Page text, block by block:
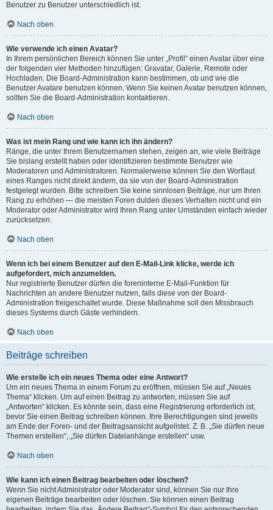
Benutzer zu Benutzer unterschiedlich ist.
Nach oben
Wie verwende ich einen Avatar?
In Ihrem persönlichen Bereich können Sie unter „Profil“ einen Avatar über eine
der folgenden vier Methoden hinzufügen: Gravatar, Galerie, Remote oder
Hochladen. Die Board-Administration kann bestimmen, ob und wie die
Benutzer Avatare benutzen können. Wenn Sie keinen Avatar benutzen können,
sollten Sie die Board-Administration kontaktieren.
Nach oben
Was ist mein Rang und wie kann ich ihn ändern?
Ränge, die unter Ihrem Benutzernamen stehen, zeigen an, wie viele Beiträge
Sie bislang erstellt haben oder identifizieren bestimmte Benutzer wie
Moderatoren und Administratoren. Normalerweise können Sie den Wortlaut
eines Ranges nicht direkt ändern, da sie von der Board-Administration
festgelegt wurden. Bitte schreiben Sie keine sinnlosen Beiträge, nur um Ihren
Rang zu erhöhen — die meisten Foren dulden dieses Verhalten nicht und ein
Moderator oder Administrator wird Ihren Rang unter Umständen einfach wieder
zurücksetzen.
Nach oben
Wenn ich bei einem Benutzer auf den E-Mail-Link klicke, werde ich
aufgefordert, mich anzumelden.
Nur registrierte Benutzer dürfen die foreninterne E-Mail-Funktion für
Nachrichten an andere Benutzer nutzen, falls diese von der Board-
Administration freigeschaltet wurde. Diese Maßnahme soll den Missbrauch
dieses Systems durch Gäste verhindern.
Nach oben
Beiträge schreiben
Wie erstelle ich ein neues Thema oder eine Antwort?
Um ein neues Thema in einem Forum zu eröffnen, müssen Sie auf „Neues
Thema“ klicken. Um auf einen Beitrag zu antworten, müssen Sie auf
„Antworten“ klicken. Es könnte sein, dass eine Registrierung erforderlich ist,
bevor Sie einen Beitrag schreiben können. Ihre Berechtigungen sind jeweils
am Ende der Foren- und der Beitragsansicht aufgelistet. Z. B. „Sie dürfen neue
Themen erstellen“, „Sie dürfen Dateianhänge erstellen“ usw.
Nach oben
Wie kann ich einen Beitrag bearbeiten oder löschen?
Wenn Sie nicht Administrator oder Moderator sind, können Sie nur Ihre
eigenen Beiträge bearbeiten oder löschen. Sie können einen Beitrag